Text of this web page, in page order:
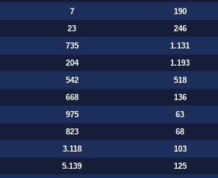
7 190
23 246
735 1.131
204 1.193
542 518
668 136
975 63
823 68
3.118 103
5.139 125